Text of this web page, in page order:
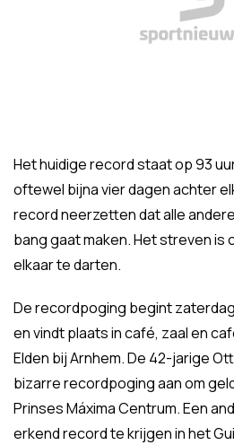
Het huidige record staat op 93
oftewel bijna vier dagen achter
record neerzetten dat alle
bang gaat maken. Het streven is
elkaar te darten.
De recordpoging begint
en vindt plaats in café, zaal en
Elden bij Arnhem. De 42-jarige
bizarre recordpoging aan om
Prinses Máxima Centrum. Een
erkend record te krijgen in het